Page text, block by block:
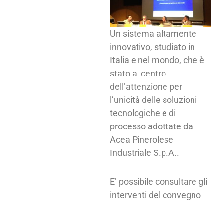
Un sistema altamente
innovativo, studiato in
Italia e nel mondo, che è
stato al centro
dell’attenzione per
l’unicità delle soluzioni
tecnologiche e di
processo adottate da
Acea Pinerolese
Industriale S.p.A..
E’ possibile consultare gli
interventi del convegno